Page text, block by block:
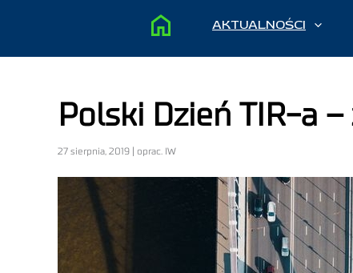
AKTUALNOŚCI
Polski Dzień TIR-a
27 sierpnia, 2019 | oprac. IW